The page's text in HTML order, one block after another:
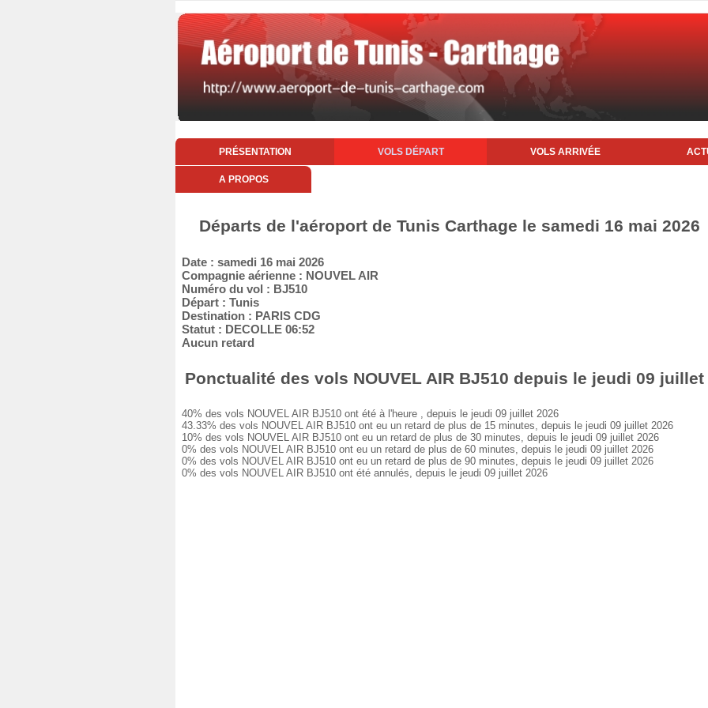
PRÉSENTATION VOLS DÉPART VOLS ARRIVÉE
A PROPOS
Départs de l'aéroport de Tunis Carthage le samedi 16 mai 2026
Date : samedi 16 mai 2026
Compagnie aérienne : NOUVEL AIR
Numéro du vol : BJ510
Départ : Tunis
Destination : PARIS CDG
Statut : DECOLLE 06:52
Aucun retard
Ponctualité des vols NOUVEL AIR BJ510 depuis le jeudi 09 juillet
40% des vols NOUVEL AIR BJ510 ont été à l'heure , depuis le jeudi 09 juillet 2026
43.33% des vols NOUVEL AIR BJ510 ont eu un retard de plus de 15 minutes, depuis le jeudi 09 juillet 2026
10% des vols NOUVEL AIR BJ510 ont eu un retard de plus de 30 minutes, depuis le jeudi 09 juillet 2026
0% des vols NOUVEL AIR BJ510 ont eu un retard de plus de 60 minutes, depuis le jeudi 09 juillet 2026
0% des vols NOUVEL AIR BJ510 ont eu un retard de plus de 90 minutes, depuis le jeudi 09 juillet 2026
0% des vols NOUVEL AIR BJ510 ont été annulés, depuis le jeudi 09 juillet 2026